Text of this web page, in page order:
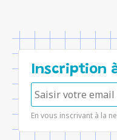
Inscription
En vous inscrivant à la